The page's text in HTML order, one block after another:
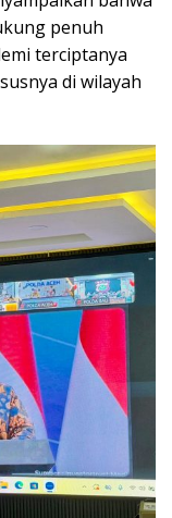
penuh
terciptanya
di wilayah